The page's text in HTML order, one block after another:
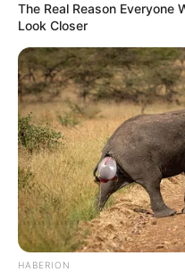
The Real Reason Everyone
Look Closer
HABERION